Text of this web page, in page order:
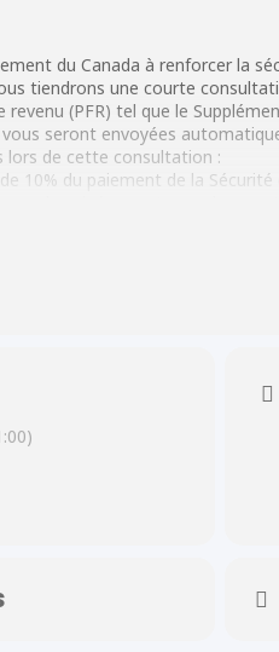
du Canada à renforcer la
tiendrons une courte
(PFR) tel que le
seront envoyées
lors de cette consultation :
10% du paiement de la
les ainés ayant reçu des
pour recevoir des paiements de